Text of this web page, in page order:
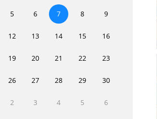
5 6 7 8 9
12 13 14 15 16
19 20 21 22 23
26 27 28 29 30
2 3 4 5 6